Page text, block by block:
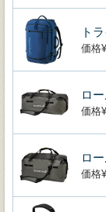
ト
価格
ロ
価格
ロ
価格